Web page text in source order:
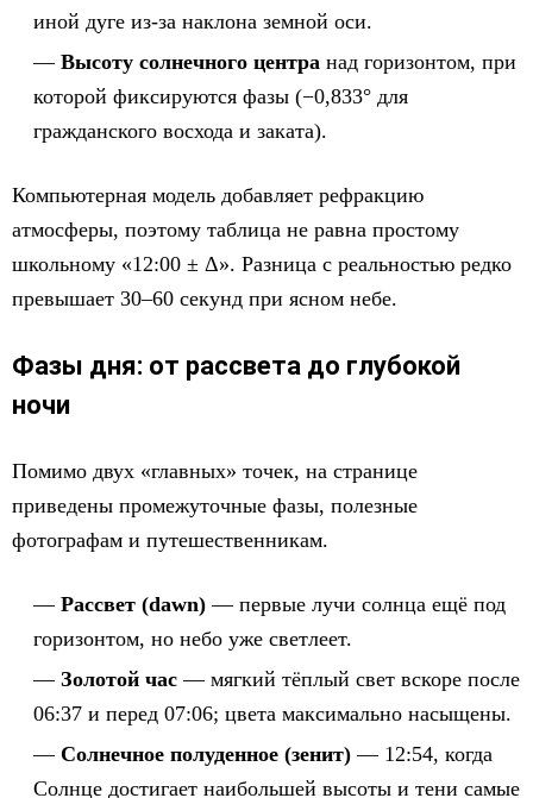
иной дуге из-за наклона земной оси.
Высоту солнечного центра над горизонтом, при
которой фиксируются фазы (−0,833° для
гражданского восхода и заката).
Компьютерная модель добавляет рефракцию
атмосферы, поэтому таблица не равна простому
школьному «12:00 ± Δ». Разница с реальностью редко
превышает 30–60 секунд при ясном небе.
Фазы дня: от рассвета до глубокой
ночи
Помимо двух «главных» точек, на странице
приведены промежуточные фазы, полезные
фотографам и путешественникам.
Рассвет (dawn) — первые лучи солнца ещё под
горизонтом, но небо уже светлеет.
Золотой час — мягкий тёплый свет вскоре после
06:37 и перед 07:06; цвета максимально насыщены.
Солнечное полуденное (зенит) — 12:54, когда
Солнце достигает наибольшей высоты и тени самые